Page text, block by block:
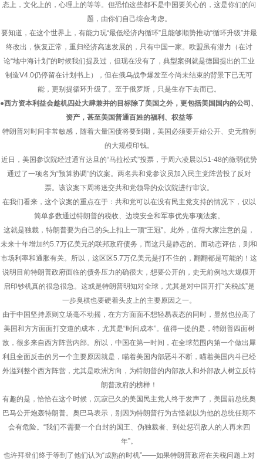
态上，文化上的，心理上的等等。但恐怕这些都不是中国要关心的，这是你们的问
题，由你们自己综合考虑。
要知道，在这个世界上，有能力玩“最低经济内循环”且能够顺势推动“循环升级”并最
终改出，恢复正常，重归经济高速发展的，只有中国一家。欧盟虽有潜力（在讨
论“地中海计划”的时候我们提及过，但现在没有了，典型案例就是德国提出的工业
制造V4.0仍停留在计划书上），但在俄乌战争爆发至今尚未结束的背景下已无可
能，更别提循环升级了。至于俄罗斯，只是生存下去而已。
●西方资本利益会趁机四处大肆兼并的目标除了美国之外，更包括美国国内的公司、
资产，甚至美国普通百姓的福利、权益等
特朗普对时间非常敏感，随着大量国债将要到期，美国必须要开始公开、史无前例
的大规模印钱。
近日，美国参议院经过通宵达旦的“马拉松式”投票，于周六凌晨以51-48的微弱优势
通过了一项名为“预算协调”的议案。两名共和党参议员加入民主党阵营投了反对
票。该议案下周将送交共和党领导的众议院进行审议。
在我们看来，这个议案的重点在于：共和党可以在没有民主党支持的情况下，仅以
简单多数通过特朗普的税收、边境安全和军事优先事项法案。
这就是独裁，特朗普要为自己的头上扣上一顶“王冠”。此外，值得大家注意的是，
未来十年增加约5.7万亿美元的联邦政府债务，而这只是静态的。而动态评估，则和
市场利率和通胀有关。所以，这区区5.7万亿美元是打不住的，翻翻都是可能的！这
说明目前特朗普政府面临的债务压力的确很大，想要公开的，史无前例地大规模开
启印钞机真的很急很急。这或是特朗普明知对全球，尤其是对中国开打“关税战”是
一步臭棋也要硬着头皮上的主要原因之一。
由于中国坚持原则立场毫不动摇，在方方面面不想轻易表态的同时，显然也拉高了
美国和方方面面打交道的成本，尤其是“时间成本”。值得一提的是，特朗普四面树
敌，很多来自西方阵营内部。所以，中国在第一时间，在全球范围内第一个做出犀
利且全面反击的另一个主要原因就是，瞄着美国内部恶斗不断，瞄着美国内斗已经
外溢到整个西方阵营，尤其是欧洲方向，为特朗普的内部敌人和外部敌人树立反特
朗普政府的榜样！
有趣的是，恰恰在这个时候，沉寂已久的美国民主党人终于发声了，美国前总统奥
巴马公开炮轰特朗普。奥巴马表示，别因为特朗普行为古怪就以为他的总统任期不
会有危险。“我们不需要一个自封的国王、伪独裁者、到处惩罚敌人的人再来四
年”。
也许拜登们终于等到了他们认为“成熟的时机”——如果特朗普政府在关税问题上对